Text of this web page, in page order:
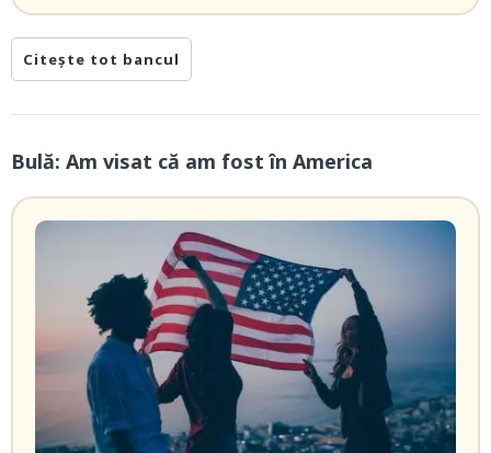
Citește tot bancul
Bulă: Am visat că am fost în America